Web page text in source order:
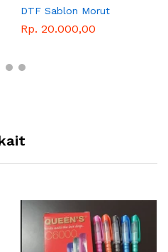
Sablon Morut
20.000,00